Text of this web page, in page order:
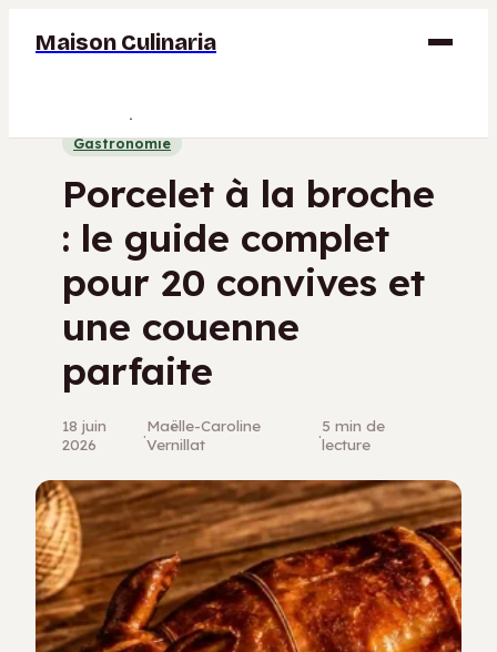
Maison Culinaria
Gastronomie
Bricolage
Gastronomie
Porcelet à la broche
: le guide complet
pour 20 convives et
une couenne
parfaite
18 juin
2026
·Maëlle-Caroline
Vernillat
·5 min de
lecture